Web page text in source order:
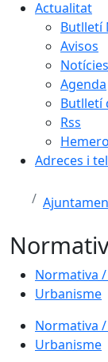
Actualitat
Butlletí
Avisos
Notícies
Agenda
Butlletí
Rss
Adreces i
Normativa
Urbanisme
Normativa
Urbanisme